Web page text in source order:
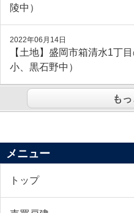
陵中）
2022年06月14日
【土地】盛岡市箱清水1丁
小、黒石野中）
も
メニュー
トップ